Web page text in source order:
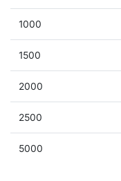
1000
1500
2000
2500
5000